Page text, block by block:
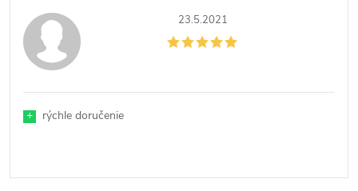
23.5.2021
+ rýchle doručenie